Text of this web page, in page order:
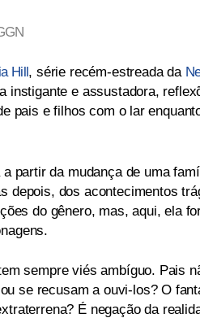
Hill, série recém-estreada da
instigante e assustadora,
pais e filhos com o lar
partir da mudança de uma
depois, dos acontecimentos
do gênero, mas, aqui, ela
sempre viés ambíguo. Pais
se recusam a ouvi-los? O
É negação da